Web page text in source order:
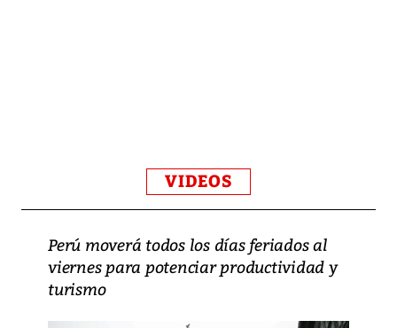
VIDEOS
Perú moverá todos los días feriados al
viernes para potenciar productividad y
turismo